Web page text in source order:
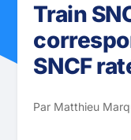
Train
SNCF
Par Matthieu